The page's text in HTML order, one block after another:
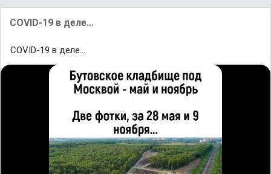
COVID-19 в деле...
COVID-19 в деле...